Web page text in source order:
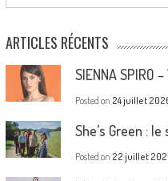
ARTICLES RÉCENTS
SIENNA SPIRO
Posted on 24 juillet
She’s Green :
Posted on 22 juillet